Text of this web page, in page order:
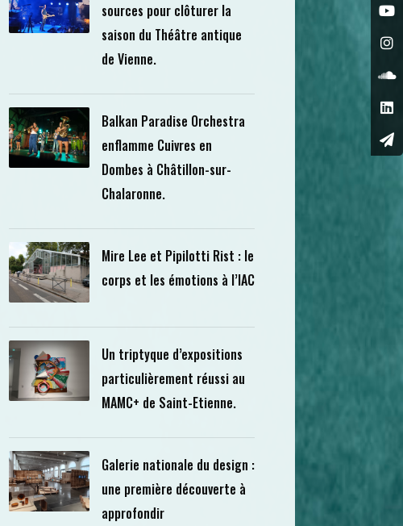
sources pour clôturer la
saison du Théâtre antique
de Vienne.
Balkan Paradise Orchestra
enflamme Cuivres en
Dombes à Châtillon-sur-
Chalaronne.
Mire Lee et Pipilotti Rist : le
corps et les émotions à l’IAC
Un triptyque d’expositions
particulièrement réussi au
MAMC+ de Saint-Etienne.
Galerie nationale du design :
une première découverte à
approfondir